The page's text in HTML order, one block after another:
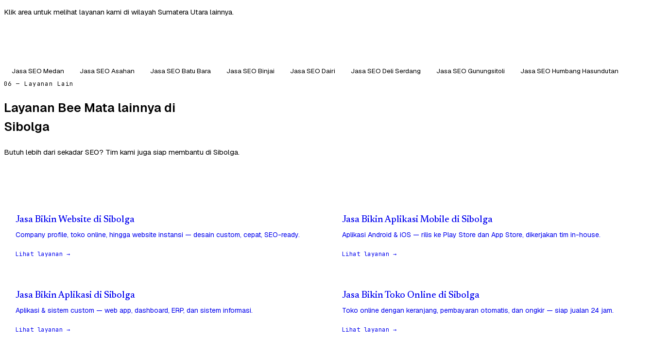
Klik area untuk melihat layanan kami di wilayah Sumatera Utara lainnya.
Jasa SEO Medan Jasa SEO Asahan Jasa SEO Batu Bara Jasa SEO Binjai Jasa SEO Dairi Jasa SEO Deli Serdang Jasa SEO Gunungsitoli Jasa SEO Humbang Hasundutan
06 — Layanan Lain
Layanan Bee Mata lainnya di
Sibolga
Butuh lebih dari sekadar SEO? Tim kami juga siap membantu di Sibolga.
Jasa Bikin Website di Sibolga
Company profile, toko online, hingga website instansi — desain custom, cepat, SEO-ready.
Lihat layanan →
Jasa Bikin Aplikasi Mobile di Sibolga
Aplikasi Android & iOS — rilis ke Play Store dan App Store, dikerjakan tim in-house.
Lihat layanan →
Jasa Bikin Aplikasi di Sibolga
Aplikasi & sistem custom — web app, dashboard, ERP, dan sistem informasi.
Lihat layanan →
Jasa Bikin Toko Online di Sibolga
Toko online dengan keranjang, pembayaran otomatis, dan ongkir — siap jualan 24 jam.
Lihat layanan →